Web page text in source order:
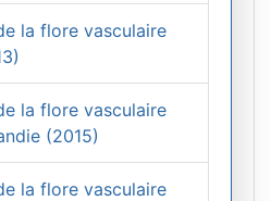
la flore vasculaire
la flore vasculaire
(2015)
la flore vasculaire